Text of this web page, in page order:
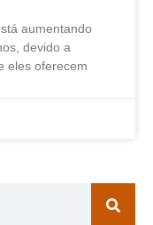
aumentando
devido a
eles oferecem